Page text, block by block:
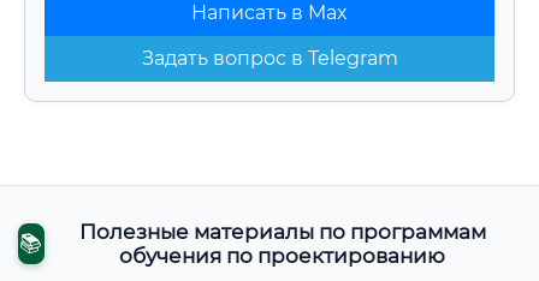
Написать в Max
Задать вопрос в Telegram
📚
Полезные материалы по программам
обучения по проектированию